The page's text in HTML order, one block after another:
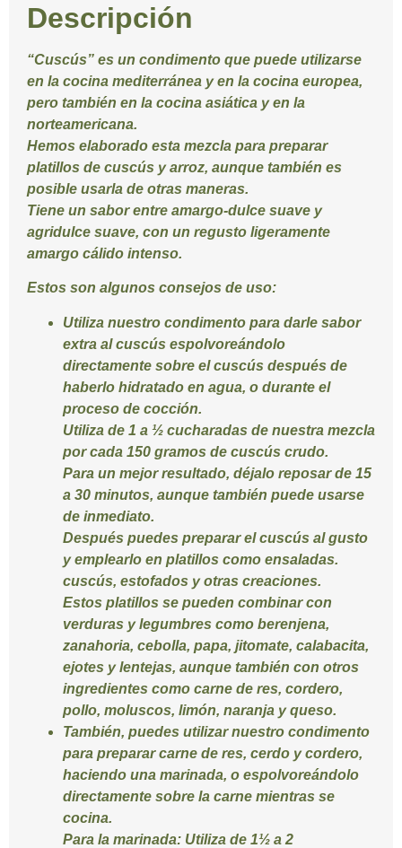
Descripción
“Cuscús” es un condimento que puede utilizarse
en la cocina mediterránea y en la cocina europea,
pero también en la cocina asiática y en la
norteamericana.
Hemos elaborado esta mezcla para preparar
platillos de cuscús y arroz, aunque también es
posible usarla de otras maneras.
Tiene un sabor entre amargo-dulce suave y
agridulce suave, con un regusto ligeramente
amargo cálido intenso.
Estos son algunos consejos de uso:
Utiliza nuestro condimento para darle sabor
extra al cuscús espolvoreándolo
directamente sobre el cuscús después de
haberlo hidratado en agua, o durante el
proceso de cocción.
Utiliza de 1 a ½ cucharadas de nuestra mezcla
por cada 150 gramos de cuscús crudo.
Para un mejor resultado, déjalo reposar de 15
a 30 minutos, aunque también puede usarse
de inmediato.
Después puedes preparar el cuscús al gusto
y emplearlo en platillos como ensaladas.
cuscús, estofados y otras creaciones.
Estos platillos se pueden combinar con
verduras y legumbres como berenjena,
zanahoria, cebolla, papa, jitomate, calabacita,
ejotes y lentejas, aunque también con otros
ingredientes como carne de res, cordero,
pollo, moluscos, limón, naranja y queso.
También, puedes utilizar nuestro condimento
para preparar carne de res, cerdo y cordero,
haciendo una marinada, o espolvoreándolo
directamente sobre la carne mientras se
cocina.
Para la marinada: Utiliza de 1½ a 2